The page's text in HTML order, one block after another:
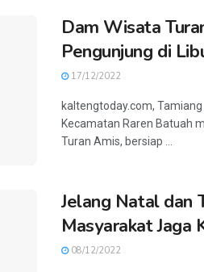
Dam Wisata
Pengunjung di
17/12/2022
kaltengtoday.com,
Kecamatan Raren Batuah
Turan Amis, bersiap ...
Jelang Natal dan
Masyarakat Jaga
08/12/2022